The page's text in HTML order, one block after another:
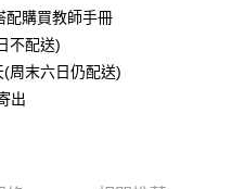
配購買教師手冊
不配送)
周末六日仍配送)
出